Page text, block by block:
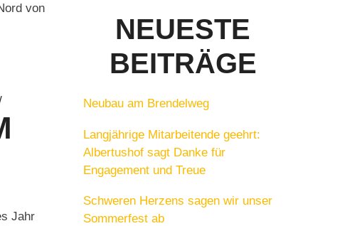
von
Jahr
NEUESTE
BEITRÄGE
Neubau am Brendelweg
Langjährige Mitarbeitende geehrt:
Albertushof sagt Danke für
Engagement und Treue
Schweren Herzens sagen wir unser
Sommerfest ab